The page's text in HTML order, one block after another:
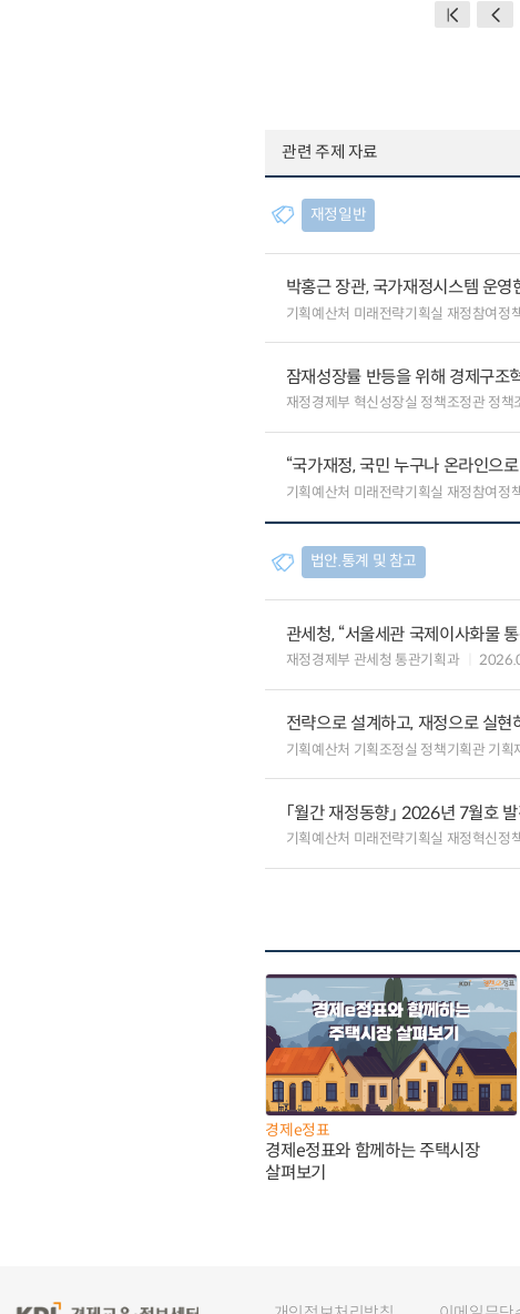
관련 주제 자료
재정일반
박홍근 장관, 국가재정시스템 운
기획예산처 미래전략기획실 재정참여정
잠재성장률 반등을 위해 경제구조
재정경제부 혁신성장실 정책조정관 정책
“국가재정, 국민 누구나 온라인으
기획예산처 미래전략기획실 재정참여정
법안.통계 및 참고
관세청, “서울세관 국제이사화물
재정경제부 관세청 통관기획과
전략으로 설계하고, 재정으로 실현
기획예산처 기획조정실 정책기획관 기획
「월간 재정동향」 2026년 7월호
기획예산처 미래전략기획실 재정혁신정
경제e정표
경제e정표와 함께하는 주택시장
살펴보기